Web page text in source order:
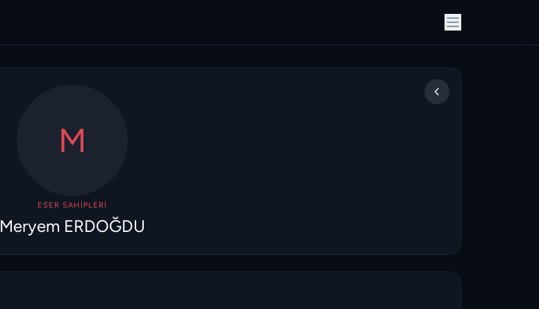
M
ESER SAHIPLERI
Meryem ERDOĞDU